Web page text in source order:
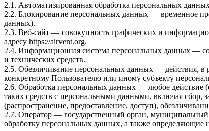
2.1. Автоматизированная обработка персональных
2.2. Блокирование персональных данных — временное
данных).
2.3. Веб-сайт — совокупность графических и
адресу https://airvent.org.
2.4. Информационная система персональных данных —
и технических средств.
2.5. Обезличивание персональных данных — действия, в
конкретному Пользователю или иному субъекту
2.6. Обработка персональных данных — любое действие
таких средств с персональными данными, включая сбор,
(распространение, предоставление, доступ),
2.7. Оператор — государственный орган,
обработку персональных данных, а также